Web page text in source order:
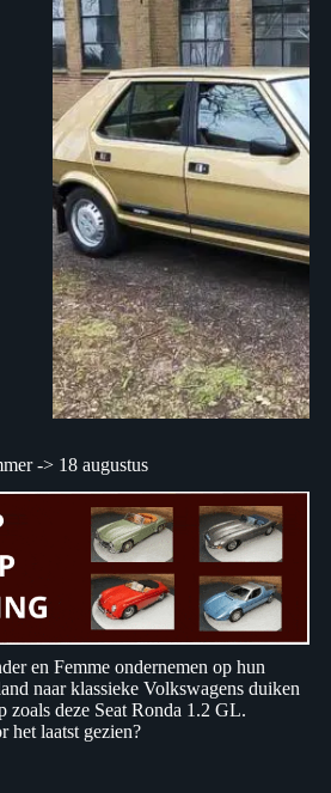
-> 18 augustus
en Femme ondernemen op hun
naar klassieke Volkswagens duiken
zoals deze Seat Ronda 1.2 GL.
het laatst gezien?